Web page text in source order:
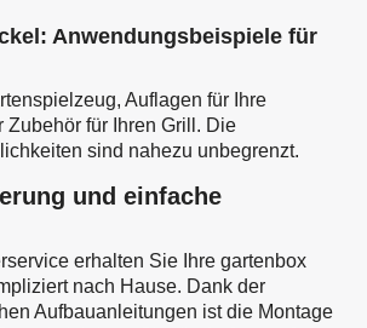
Anwendungsbeispiele für
Auflagen für Ihre
Zubehör für Ihren Grill. Die
sind nahezu unbegrenzt.
und einfache
erhalten Sie Ihre gartenbox
nach Hause. Dank der
Aufbauanleitungen ist die Montage